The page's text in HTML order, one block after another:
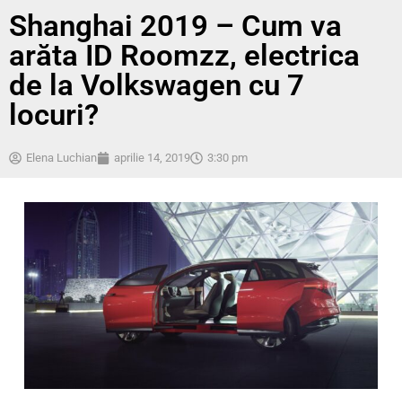
Shanghai 2019 – Cum va
arăta ID Roomzz, electrica
de la Volkswagen cu 7
locuri?
Elena Luchian aprilie 14, 2019 3:30 pm